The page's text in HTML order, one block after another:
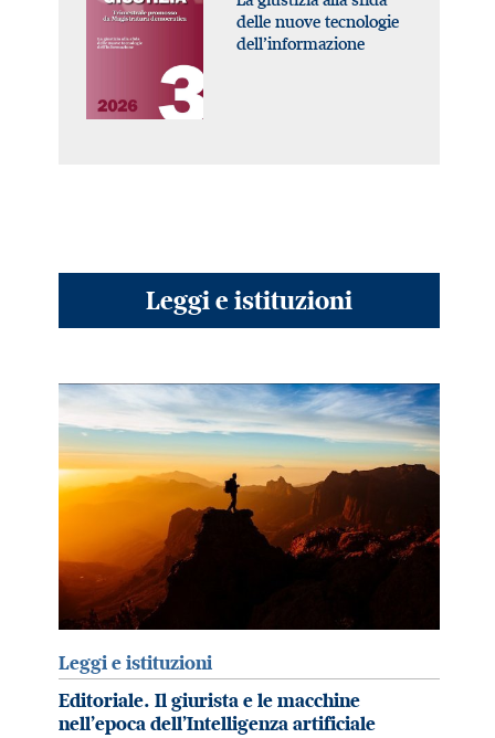
delle nuove tecnologie
dell’informazione
Leggi e istituzioni
Leggi e istituzioni
Editoriale. Il giurista e le macchine
nell’epoca dell’Intelligenza artificiale